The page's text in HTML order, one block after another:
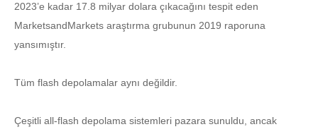
2023’e kadar 17.8 milyar dolara çıkacağını tespit eden
MarketsandMarkets araştırma grubunun 2019 raporuna
yansımıştır.
Tüm flash depolamalar aynı değildir.
Çeşitli all-flash depolama sistemleri pazara sunuldu, ancak